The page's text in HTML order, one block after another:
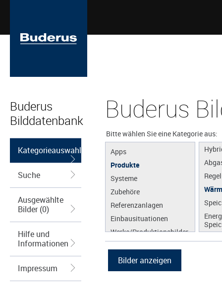
Buderus
Bilddatenbank
Kategorieauswahl
Suche
Ausgewählte
Bilder (0)
Hilfe und
Informationen
Impressum
Buderus
Bitte wählen Sie eine Kategorie aus:
Apps
Produkte
Systeme
Zubehöre
Referenzanlagen
Einbausituationen
Werke/Produktionsbilder
Grafiken
Solar